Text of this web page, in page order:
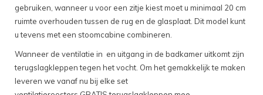
gebruiken, wanneer u voor een zitje kiest moet u minimaal 20 cm
ruimte overhouden tussen de rug en de glasplaat. Dit model kunt
u tevens met een stoomcabine combineren.
Wanneer de ventilatie in en uitgang in de badkamer uitkomt zijn
terugslagkleppen tegen het vocht. Om het gemakkelijk te maken
leveren we vanaf nu bij elke set